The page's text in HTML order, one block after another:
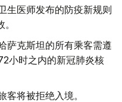
生医师发布的防疫新规则
萨克斯坦的所有乘客需遵
小时之内的新冠肺炎核
将被拒绝入境。